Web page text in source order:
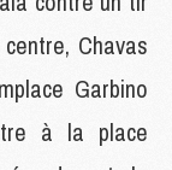
Chavas
Garbino
à la place